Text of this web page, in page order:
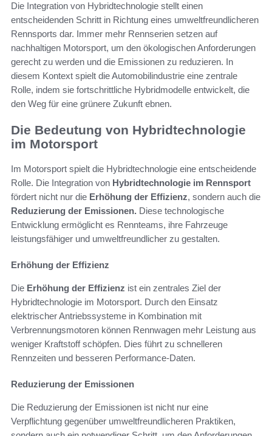
Die Integration von Hybridtechnologie stellt einen
entscheidenden Schritt in Richtung eines umweltfreundlicheren
Rennsports dar. Immer mehr Rennserien setzen auf
nachhaltigen Motorsport, um den ökologischen Anforderungen
gerecht zu werden und die Emissionen zu reduzieren. In
diesem Kontext spielt die Automobilindustrie eine zentrale
Rolle, indem sie fortschrittliche Hybridmodelle entwickelt, die
den Weg für eine grünere Zukunft ebnen.
Die Bedeutung von Hybridtechnologie
im Motorsport
Im Motorsport spielt die Hybridtechnologie eine entscheidende
Rolle. Die Integration von Hybridtechnologie im Rennsport
fördert nicht nur die Erhöhung der Effizienz, sondern auch die
Reduzierung der Emissionen. Diese technologische
Entwicklung ermöglicht es Rennteams, ihre Fahrzeuge
leistungsfähiger und umweltfreundlicher zu gestalten.
Erhöhung der Effizienz
Die Erhöhung der Effizienz ist ein zentrales Ziel der
Hybridtechnologie im Motorsport. Durch den Einsatz
elektrischer Antriebssysteme in Kombination mit
Verbrennungsmotoren können Rennwagen mehr Leistung aus
weniger Kraftstoff schöpfen. Dies führt zu schnelleren
Rennzeiten und besseren Performance-Daten.
Reduzierung der Emissionen
Die Reduzierung der Emissionen ist nicht nur eine
Verpflichtung gegenüber umweltfreundlicheren Praktiken,